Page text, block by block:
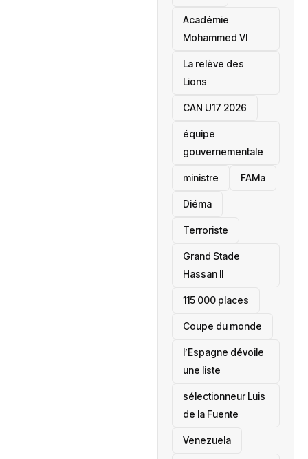
Académie
Mohammed VI
La relève des
Lions
CAN U17 2026
équipe
gouvernementale
ministre FAMa
Diéma
Terroriste
Grand Stade
Hassan II
115 000 places
‎Coupe du monde
l’Espagne dévoile
une liste
sélectionneur Luis
de la Fuente
‎Venezuela